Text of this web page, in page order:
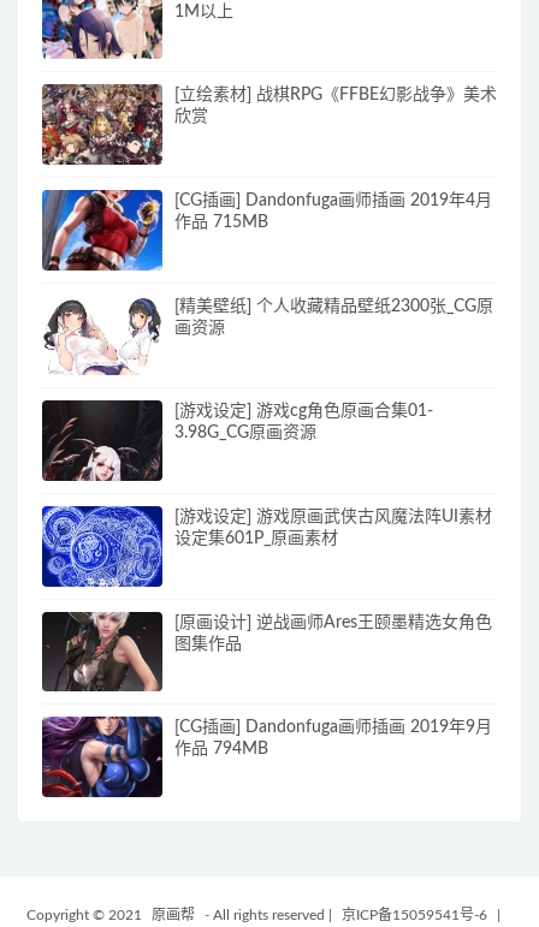
1M以上
[立绘素材] 战棋RPG《FFBE幻影战争》美术
欣赏
[CG插画] Dandonfuga画师插画 2019年4月
作品 715MB
[精美壁纸] 个人收藏精品壁纸2300张_CG原
画资源
[游戏设定] 游戏cg角色原画合集01-
3.98G_CG原画资源
[游戏设定] 游戏原画武侠古风魔法阵UI素材
设定集601P_原画素材
[原画设计] 逆战画师Ares王颐墨精选女角色
图集作品
[CG插画] Dandonfuga画师插画 2019年9月
作品 794MB
Copyright © 2021 原画帮 - All rights reserved 京ICP备15059541号-6